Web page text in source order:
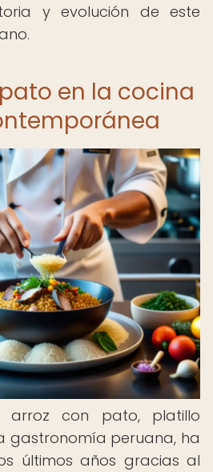
y evolución de este
en la cocina
arroz con pato, platillo
gastronomía peruana, ha
últimos años gracias al